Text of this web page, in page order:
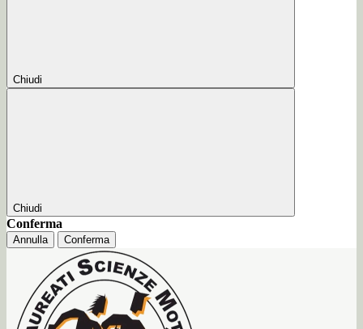
Chiudi
Chiudi
Conferma
Annulla Conferma